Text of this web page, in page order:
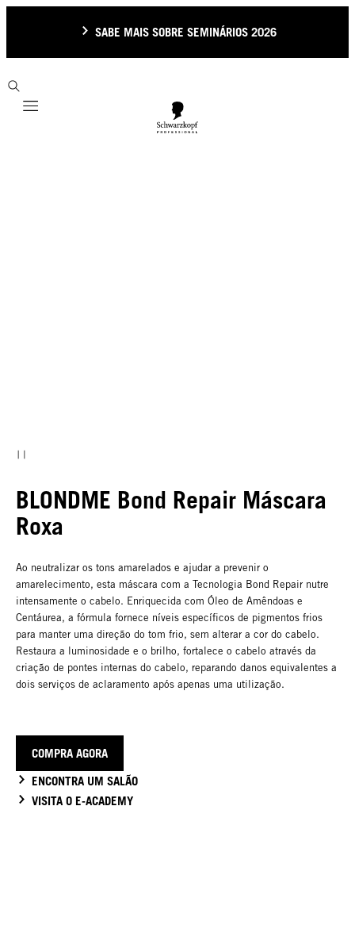
SABE MAIS SOBRE SEMINÁRIOS 2026
Mobile navigation
BLONDME Bond Repair Máscara
Roxa
Ao neutralizar os tons amarelados e ajudar a prevenir o
amarelecimento, esta máscara com a Tecnologia Bond Repair nutre
intensamente o cabelo. Enriquecida com Óleo de Amêndoas e
Centáurea, a fórmula fornece níveis específicos de pigmentos frios
para manter uma direção do tom frio, sem alterar a cor do cabelo.
Restaura a luminosidade e o brilho, fortalece o cabelo através da
criação de pontes internas do cabelo, reparando danos equivalentes a
dois serviços de aclaramento após apenas uma utilização.
COMPRA AGORA
ENCONTRA UM SALÃO
VISITA O E-ACADEMY